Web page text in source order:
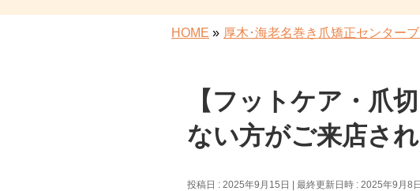
HOME » 厚木･海老名巻き爪矯正センター
【フットケア・爪
ない方がご来店され
投稿日 : 2025年9月15日 最終更新日時 : 2025年9月8日